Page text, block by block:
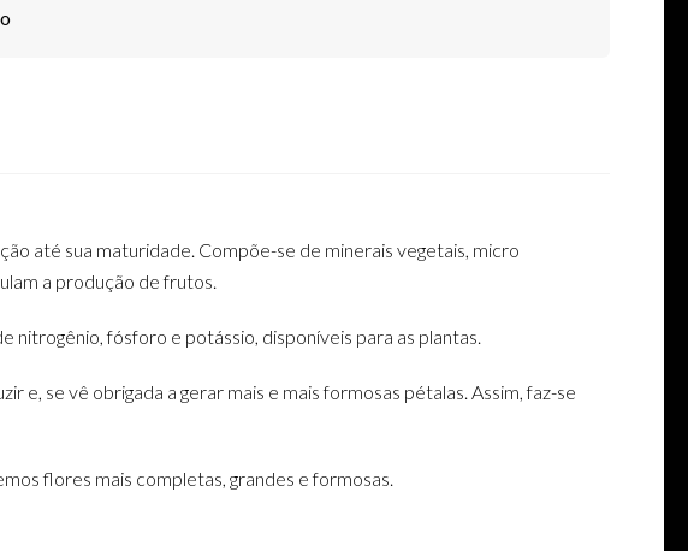
até sua maturidade. Compõe-se de minerais vegetais, micro
a produção de frutos.
nitrogênio, fósforo e potássio, disponíveis para as plantas.
se vê obrigada a gerar mais e mais formosas pétalas. Assim, faz-se
flores mais completas, grandes e formosas.